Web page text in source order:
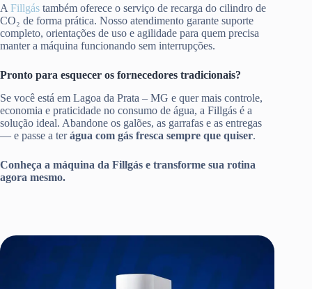
A Fillgás também oferece o serviço de recarga do cilindro de
CO₂ de forma prática. Nosso atendimento garante suporte
completo, orientações de uso e agilidade para quem precisa
manter a máquina funcionando sem interrupções.
Pronto para esquecer os fornecedores tradicionais?
Se você está em Lagoa da Prata – MG e quer mais controle,
economia e praticidade no consumo de água, a Fillgás é a
solução ideal. Abandone os galões, as garrafas e as entregas
— e passe a terágua com gás fresca sempre que quiser.
Conheça a máquina da Fillgás e transforme sua rotina
agora mesmo.